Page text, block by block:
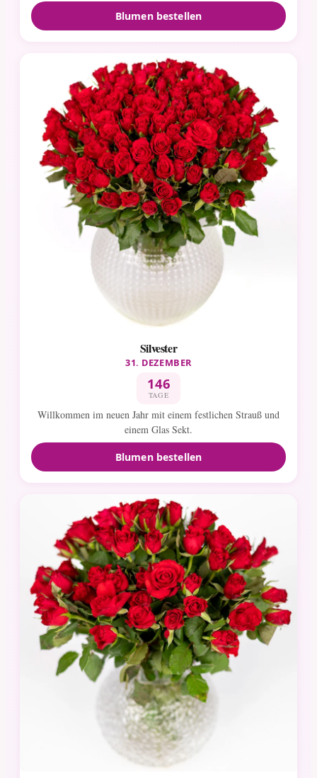
Blumen bestellen
Silvester
31. DEZEMBER
146
TAGE
Willkommen im neuen Jahr mit einem festlichen Strauß und
einem Glas Sekt.
Blumen bestellen